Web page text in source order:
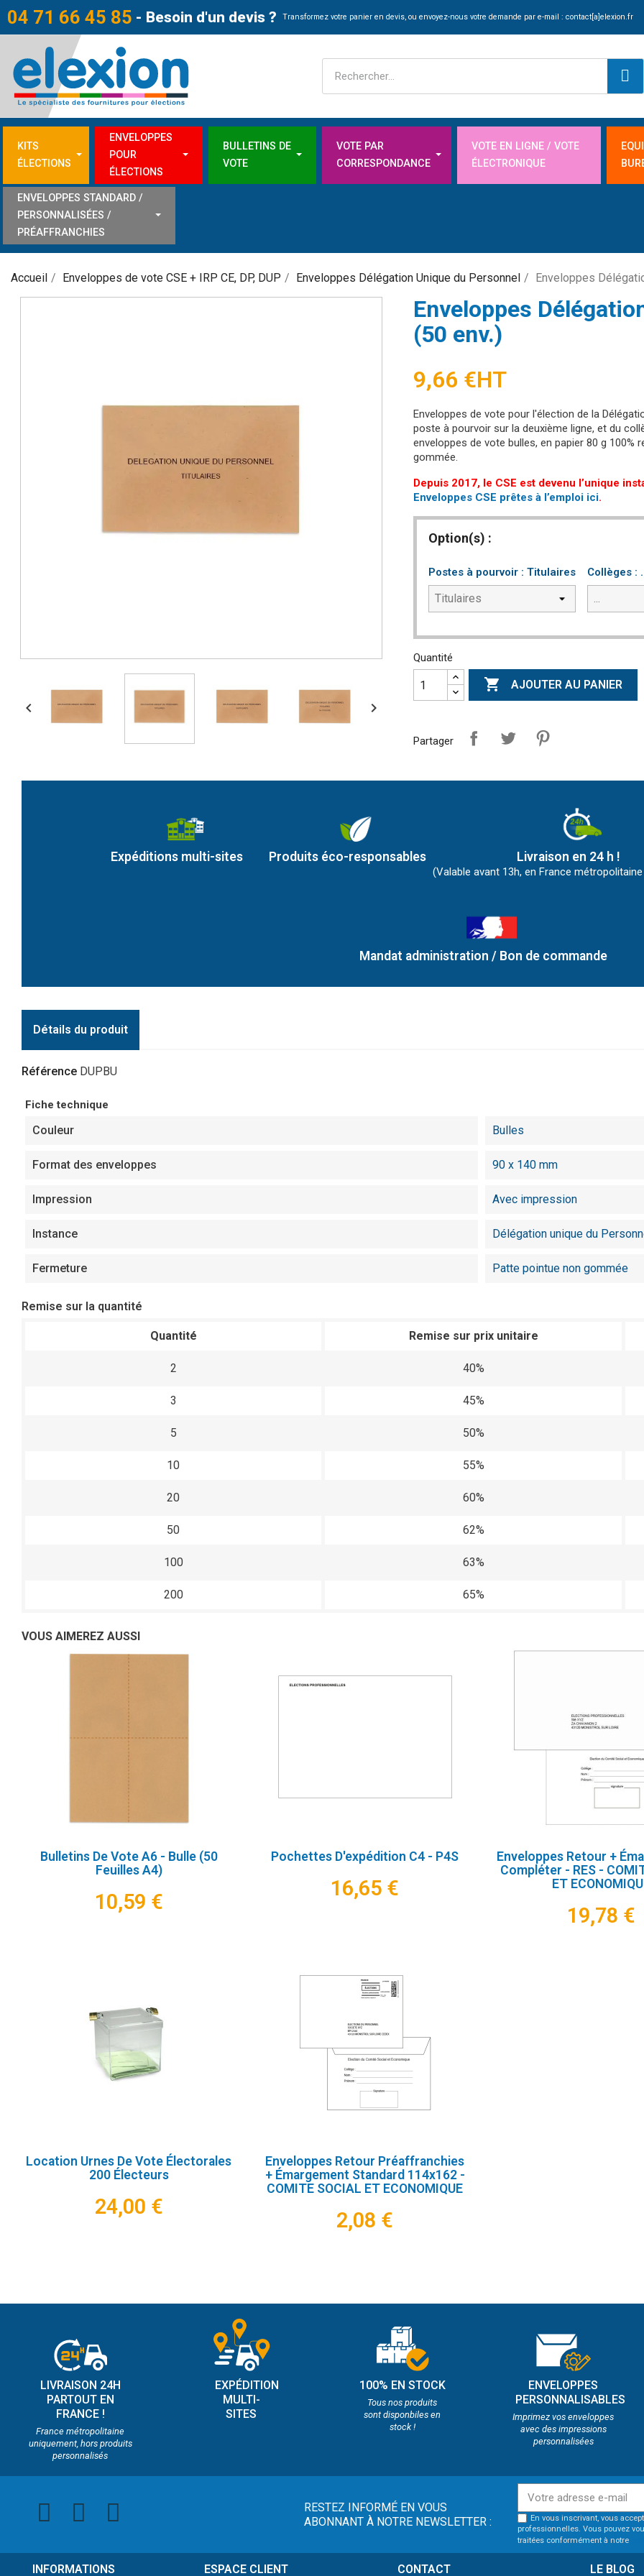
04 71 66 45 85 - Besoin d'un devis ? Transformez votre panier en devis, ou envoyez-nous votre demande par e-mail : contact[a]elexion.fr
KITS
ÉLECTIONS
ENVELOPPES
POUR
ÉLECTIONS
BULLETINS DE
VOTE
VOTE PAR
CORRESPONDANCE
VOTE EN LIGNE / VOTE
ÉLECTRONIQUE
ENVELOPPES STANDARD /
PERSONNALISÉES /
PRÉAFFRANCHIES
Accueil Enveloppes de vote CSE + IRP CE, DP, DUP Enveloppes Délégation Unique du Personnel Enveloppes
 
Enveloppes
(50 env.)
9,66 €HT
Enveloppes de vote pour l'élection de la
poste à pourvoir sur la deuxième ligne, et du
enveloppes de vote bulles, en papier 80 g
gommée.
Depuis 2017, le CSE est devenu l’unique
Enveloppes CSE prêtes à l’emploi ici.
Option(s) :
Postes à pourvoir : Titulaires Collèges :
Quantité
 AJOUTER AU PANIER
Partager
Expéditions multi-sites Produits éco-responsables Livraison en 24 h !
(Valable avant 13h, en France
Mandat administration / Bon de commande
Détails du produit
Référence DUPBU
Fiche technique
Couleur Bulles
Format des enveloppes 90 x 140 mm
Impression Avec impression
Instance Délégation unique du
Fermeture Patte pointue non gommée
Remise sur la quantité
Quantité Remise sur prix unitaire
2 40%
3 45%
5 50%
10 55%
20 60%
50 62%
100 63%
200 65%
VOUS AIMEREZ AUSSI
Bulletins De Vote A6 - Bulle (50
Feuilles A4)
10,59 €
Pochettes D'expédition C4 - P4S
16,65 €
Enveloppes Retour +
Compléter - RES -
ET
19,78 €
Location Urnes De Vote Électorales
200 Électeurs
24,00 €
Enveloppes Retour Préaffranchies
+ Émargement Standard 114x162 -
COMITE SOCIAL ET ECONOMIQUE
2,08 €
LIVRAISON 24H
PARTOUT EN
FRANCE !
France métropolitaine
uniquement, hors produits
personnalisés
EXPÉDITION
MULTI-
SITES
100% EN STOCK
Tous nos produits
sont disponbiles en
stock !
ENVELOPPES
PERSONNALISABLES
Imprimez vos enveloppes
avec des impressions
personnalisées
RESTEZ INFORMÉ EN VOUS
ABONNANT À NOTRE NEWSLETTER :
En vous inscrivant, vous
professionnelles. Vous pouvez
traitées conformément à notre
INFORMATIONS ESPACE CLIENT CONTACT LE BLOG